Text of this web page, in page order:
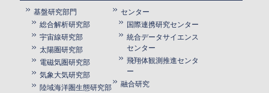
基盤研究部門
総合解析研究部
宇宙線研究部
太陽圏研究部
電磁気圏研究部
気象大気研究部
陸域海洋圏生態研究部
センター
国際連携研究センター
統合データサイエンス
センター
飛翔体観測推進センタ
ー
融合研究